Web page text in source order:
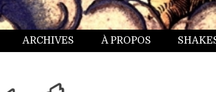
ARCHIVES À PROPOS